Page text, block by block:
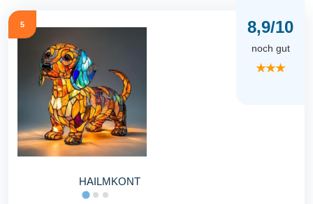
5
HAILMKONT
8,9/10
noch gut
★★★